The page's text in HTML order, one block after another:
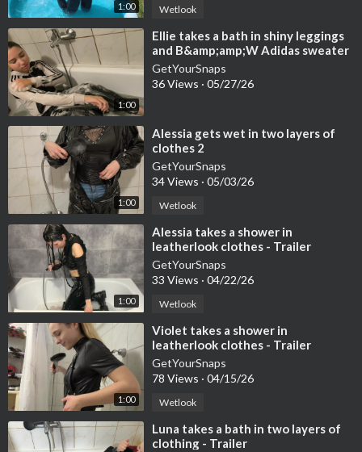
1:00 Wetlook
1:00
⁣Ellie takes a bath in shiny leggings
and B&amp;amp;W Adidas sweater
- Trailer
GetYourSnaps
36 Views · 05/27/26
1:00
⁣Alessia gets wet in two layers of
clothes 2
GetYourSnaps
34 Views · 05/03/26
Wetlook
1:00
⁣Alessia takes a shower in
leatherlook clothes - Trailer
GetYourSnaps
33 Views · 04/22/26
Wetlook
1:00
⁣Violet takes a shower in
leatherlook clothes - Trailer
GetYourSnaps
78 Views · 04/15/26
Wetlook
⁣Luna takes a bath in two layers of
clothing - Trailer